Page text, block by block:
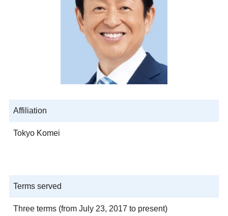
Affiliation
Tokyo Komei
Terms served
Three terms (from July 23, 2017 to present)